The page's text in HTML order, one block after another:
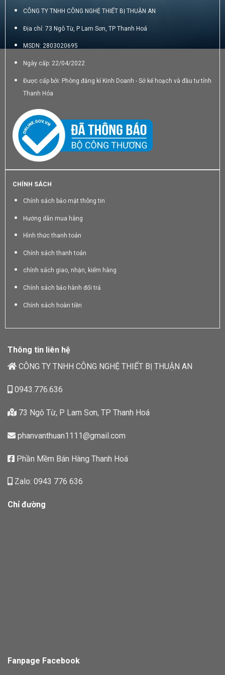
CÔNG TY TNHH CÔNG NGHỆ THIẾT BỊ THUẬN AN
Địa chỉ: 73 Ngô Từ, P Lam Sơn, TP Thanh Hoá
MSDN: 2803020695
Ngày cấp: 22/04/2022
Được cấp bởi: Phòng đăng kí Kinh Doanh - Sở kế hoạch và đầu tư tỉnh
Thanh Hóa
CHÍNH SÁCH
Chính sách bảo mật thông tin
Hướng dẫn mua hàng
Hình thức thanh toán
Chính sách thanh toán
chính sách giao, nhận, kiểm hàng
Chính sách bảo hành đổi trả
Chính sách hoàn tiền
Thông tin liên hệ
CÔNG TY TNHH CÔNG NGHỆ THIẾT BỊ THUẬN AN
0943.776.636
73 Ngô Từ, P Lam Sơn, TP Thanh Hoá
phanvanthuan1111@gmail.com
Phần Mềm Bán Hàng Thanh Hoá
Zalo: 0943 776 636
Chỉ đường
Fanpage Facebook